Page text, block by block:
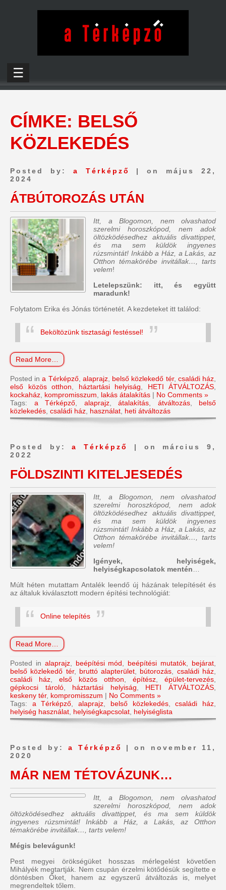
☰
CÍMKE: BELSŐ
KÖZLEKEDÉS
Posted by: a Térképző
| on május 22,
2024
ÁTBÚTOROZÁS UTÁN
Itt, a Blogomon, nem olvashatod
szerelmi horoszkópod, nem adok
öltözködésedhez aktuális divattippet,
és ma sem küldök ingyenes
rúzsmintát! Inkább a Ház, a Lakás, az
Otthon témakörébe invitállak…, tarts
velem!
Letelepszünk: itt, és együtt
maradunk!
Folytatom Erika és Jónás történetét. A kezdeteket itt találod:
Beköltözünk tisztasági festéssel!
Read More…
Posted ina Térképző, alaprajz, belső közlekedő tér, családi ház,
első közös otthon, háztartási helyiság, HETI ÁTVÁLTOZÁS,
kockaház, kompromisszum, lakás átalakítás | No Comments »
Tags: a Térképző, alaprajz, átalakítás, átváltozás, belső
közlekedés, családi ház, használat, heti átváltozás
Posted by:a Térképző
| on március 9,
2022
FÖLDSZINTI KITELJESEDÉS
Itt, a Blogomon, nem olvashatod
szerelmi horoszkópod, nem adok
öltözködésedhez aktuális divattippet,
és ma sem küldök ingyenes
rúzsmintát! Inkább a Ház, a Lakás, az
Otthon témakörébe invitállak…, tarts
velem!
Igények, helyiségek,
helyiségkapcsolatok mentén…
Múlt héten mutattam Antalék leendő új házának telepítését és
az általuk kiválasztott modern építési technológiát:
Online telepítés
Read More…
Posted in alaprajz, beépítési mód beépítési mutatók bejárat
belső közlekedő tér, bruttó alapterület bútorozás családi ház
családi ház
első közös otthon építész épület-tervezés
gépkocsi tároló, háztartási helyiság HETI ÁTVÁLTOZÁS
keskeny tér, kompromisszum | No Comments »
Tags: a Térképző ,alaprajz belső közlekedés,családi ház
helyiség használat helyiségkapcsolat helyiséglista
Posted by: a Térképző
| on november 11,
2020
MÁR NEM TÉTOVÁZUNK…
Itt, a Blogomon, nem olvashatod
szerelmi horoszkópod, nem adok
öltözködésedhez aktuális divattippet, és ma sem küldök
ingyenes rúzsmintát! Inkább a Ház, a Lakás, az Otthon
témakörébe invitállak…, tarts velem!
Mégis belevágunk!
Pest megyei örökségüket hosszas mérlegelést követően
Mihályék megtartják. Nem csupán érzelmi kötődésük segítette e
döntésben Őket, hanem az egyszerű átváltozás is, melyet
megrendeltek tőlem.